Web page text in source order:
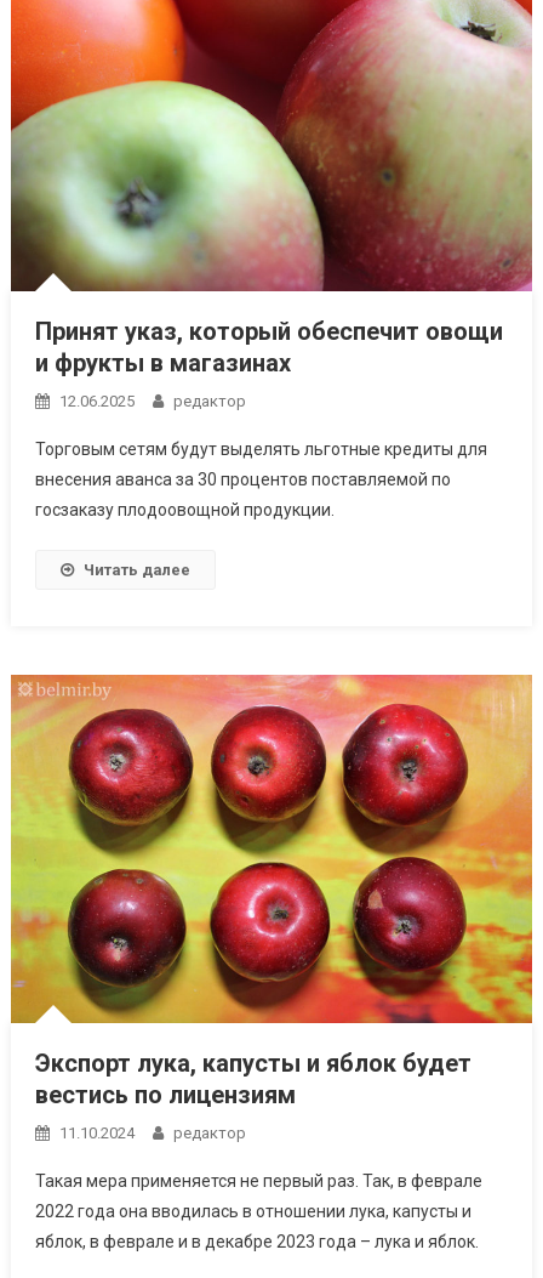
Принят указ, который обеспечит овощи
и фрукты в магазинах
12.06.2025 редактор
Торговым сетям будут выделять льготные кредиты для
внесения аванса за 30 процентов поставляемой по
госзаказу плодоовощной продукции.
Читать далее
Экспорт лука, капусты и яблок будет
вестись по лицензиям
11.10.2024 редактор
Такая мера применяется не первый раз. Так, в феврале
2022 года она вводилась в отношении лука, капусты и
яблок, в феврале и в декабре 2023 года – лука и яблок.